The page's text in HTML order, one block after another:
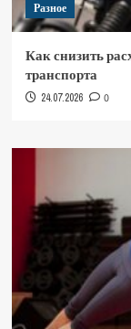
Разное
Как снизить
транспорта
24.07.2026 0